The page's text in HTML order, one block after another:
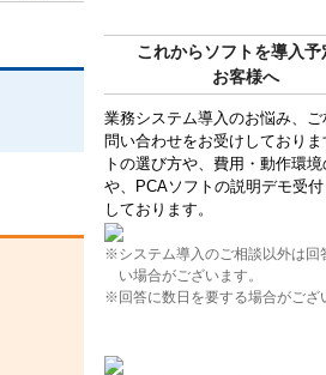
これからソフトを導入予
お客様へ
業務システム導入のお悩み、ご
問い合わせをお受けしておりま
トの選び方や、費用・動作環境
や、PCAソフトの説明デモ受
しております。
※システム導入のご相談以外は回
い場合がございます。
※回答に数日を要する場合がござ